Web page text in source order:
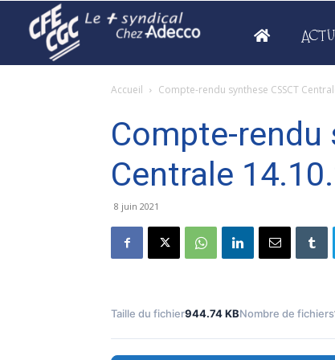
ACTU
Accueil Compte-rendu synthese CSSCT
Compte-rendu
Centrale
8 juin 2021
Taille du fichier944.74 KBNombre de fichiers